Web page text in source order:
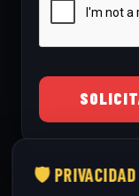
🛡️ PRIVACIDAD